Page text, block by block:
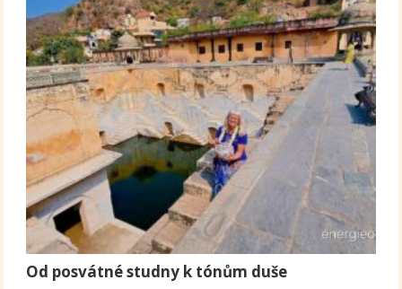
Od posvátné studny k tónům duše